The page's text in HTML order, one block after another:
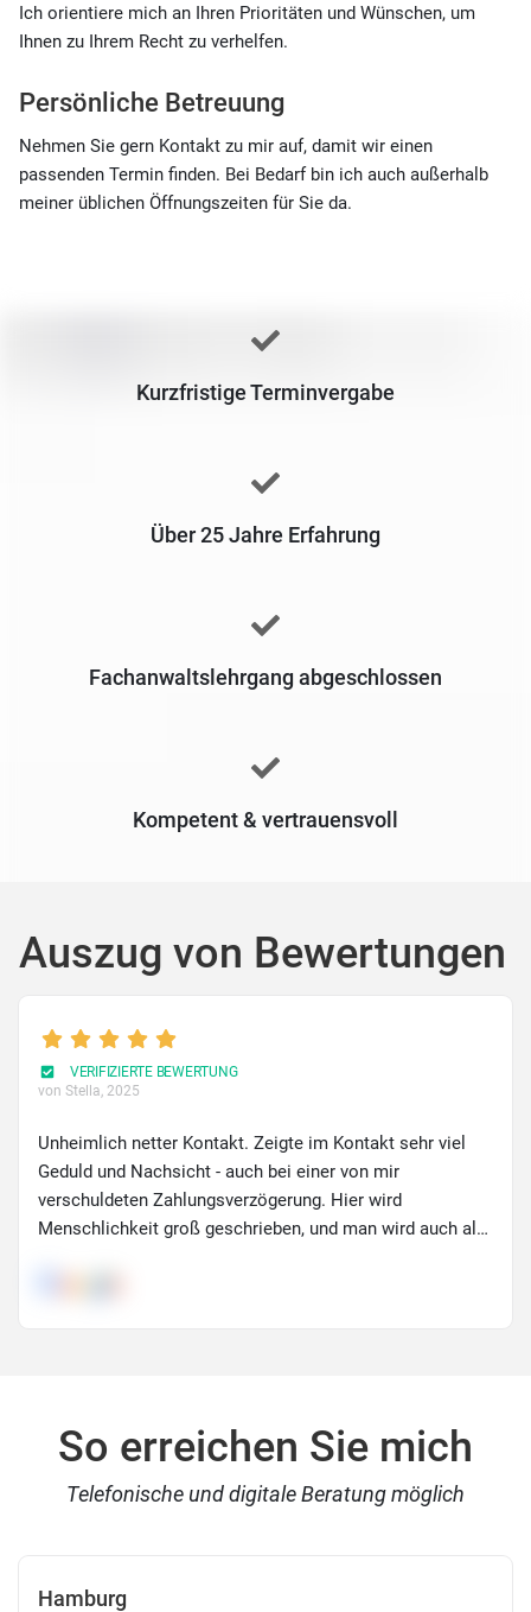
Ich orientiere mich an Ihren Prioritäten und Wünschen, um
Ihnen zu Ihrem Recht zu verhelfen.
Persönliche Betreuung
Nehmen Sie gern Kontakt zu mir auf, damit wir einen
passenden Termin finden. Bei Bedarf bin ich auch außerhalb
meiner üblichen Öffnungszeiten für Sie da.
Kurzfristige Terminvergabe
Über 25 Jahre Erfahrung
Fachanwaltslehrgang abgeschlossen
Kompetent & vertrauensvoll
Auszug von Bewertungen
VERIFIZIERTE BEWERTUNG
von Stella, 2025
Unheimlich netter Kontakt. Zeigte im Kontakt sehr viel
Geduld und Nachsicht - auch bei einer von mir
verschuldeten Zahlungsverzögerung. Hier wird
Menschlichkeit groß geschrieben, und man wird auch als
So erreichen Sie mich
Telefonische und digitale Beratung möglich
Hamburg